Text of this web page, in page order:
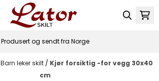
Produsert og sendt fra Norge
Barn leker skilt / Kjør forsiktig -for vegg 30x40
cm